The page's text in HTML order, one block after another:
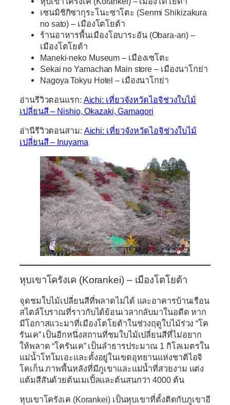
เซนมิชิกิซากุระโนะซาโตะ (Senmi Shikizakura
no sato) – เมืองโตโยต้า
ร้านอาหารพื้นเมืองโอบาระอัน (Obara-an) –
เมืองโตโยต้า
Maneki-neko Museum – เมืองเซโตะ
Sekai no Yamachan Main store – เมืองนาโกย่า
Nagoya Tokyu Hotel – เมืองนาโกย่า
อ่านรีวิวตอนแรก: Aichi: เที่ยวจังหวัดไอจิช่วงใบไม้
เปลี่ยนสี – Nishio, Okazaki, Gamagori
อ่านีรีวิวตอนสาม: Aichi: เที่ยวจังหวัดไอจิช่วงใบไม้
เปลี่ยนสี – Inuyama
หุบเขาโครังเค (Korankei)– เมืองโตโยต้า
จุดชมใบไม้เปลี่ยนสีที่พลาดไม่ได้ และอาคารบ้านเรือน
สไตล์โบราณที่ราวกับได้ย้อนเวลากลับมาในอดีต หาก
มีโอกาสแวะมาที่เมืองโตโยต้าในช่วงฤดูใบไม้ร่วง“โค
รันเค”เป็นอีกหนึ่งสถานที่ชมใบไม้เปลี่ยนสีที่ไม่อยาก
ให้พลาด “โครันเค” เป็นลำธารประมาณ 1 กิโลเมตรใน
แม่น้ำโทโมเอะและตั้งอยู่ในเขตอุทยานแห่งชาติไอจิ
โคเก็น ภาพพื้นหลังที่มีภูเขาและแม่น้ำที่สวยงาม แต่ง
แต้มสีสันด้วยต้นเมเปิ้ลและต้นสนกว่า 4000 ต้น
หุบเขาโครังเค (Korankei)เป็นหุบเขาที่ตั้งติดกับภูเขาอี